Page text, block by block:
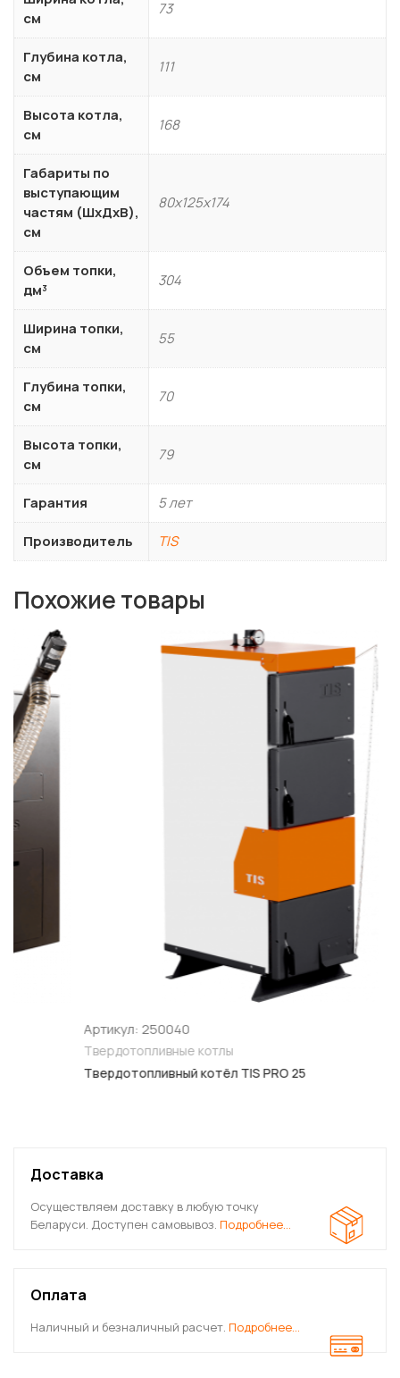
см
73
Глубина котла,
см
111
Высота котла,
см
168
Габариты по
выступающим
частям (ШхДхВ),
см
80x125x174
Объем топки,
дм³
304
Ширина топки,
см
55
Глубина топки,
см
70
Высота топки,
см
79
Гарантия 5 лет
Производитель TIS
Похожие товары
Артикул: 250040
Твердотопливные котлы
Твердотопливный котёл TIS PRO 25
Доставка
Осуществляем доставку в любую точку
Беларуси. Доступен самовывоз. Подробнее…
Оплата
Наличный и безналичный расчет. Подробнее…